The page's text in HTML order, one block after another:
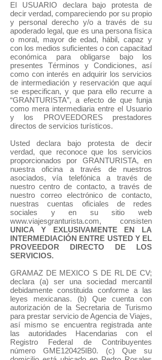
El USUARIO declara bajo protesta de
decir verdad, compareciendo por su propio
y personal derecho y/o a través de su
apoderado legal, que es una persona física
o moral, mayor de edad, hábil, capaz y
con los medios suficientes o con capacitad
económica para obligarse bajo los
presentes Términos y Condiciones, así
como con interés en adquirir los servicios
de intermediación y reservación que aquí
se especifican, y que para ello recurre a
“GRANTURISTA”, a efecto de que funja
como mera intermediaria entre el Usuario
y los PROVEEDORES prestadores
directos de servicios turísticos.
Usted declara bajo protesta de decir
verdad, que reconoce que los servicios
proporcionados por GRANTURISTA, en
nuestra oficina a través de nuestros
asociados, vía telefónica a través de
nuestro centro de contacto, a través de
nuestro correo electrónico de contacto,
nuestras cuentas oficiales de redes
sociales y en su sitio web
www.viajesgranturista.com, consisten
UNICA Y EXLUSIVAMENTE EN LA
INTERMEDIACIÓN ENTRE USTED Y EL
PROVEEDOR DIRECTO DE LOS
SERVICIOS.
GRAMAZ DE MEXICO S DE RL DE CV;
declara (a) ser una sociedad mercantil
debidamente constituida conforme a las
leyes mexicanas. (b) Que cuenta con
autorización de la Secretaria de Turismo
para prestar servicio de Agencia de Viajes,
así mismo se encuentra registrada ante
las autoridades Hacendarias con el
Registro Federal de Contribuyentes
número GME120425IB0. (c) Que su